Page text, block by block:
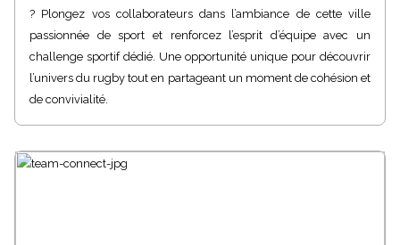
? Plongez vos collaborateurs dans l’ambiance de cette ville
passionnée de sport et renforcez l’esprit d’équipe avec un
challenge sportif dédié. Une opportunité unique pour découvrir
l’univers du rugby tout en partageant un moment de cohésion et
de convivialité.